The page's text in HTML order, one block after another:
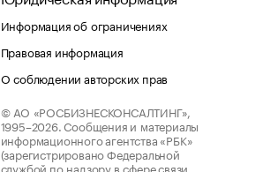
Информация об ограничениях
Правовая информация
О соблюдении авторских прав
© АО «РОСБИЗНЕСКОНСАЛТИНГ»,
1995–2026. Сообщения и материалы
информационного агентства «РБК»
(зарегистрировано Федеральной
службой по надзору в сфере связи,